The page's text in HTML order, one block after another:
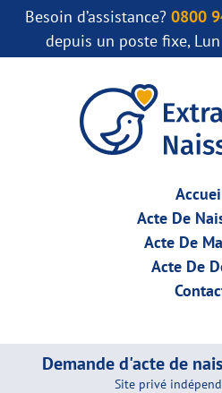
Besoin d’assistance? 0800
depuis un poste fixe,
Acte De
Acte De
Acte De
Demande d'acte de
Site privé